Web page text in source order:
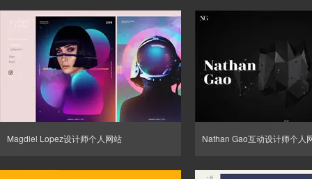
Magdiel Lopez设计师个人网站 Nathan Gao互动设计师个人